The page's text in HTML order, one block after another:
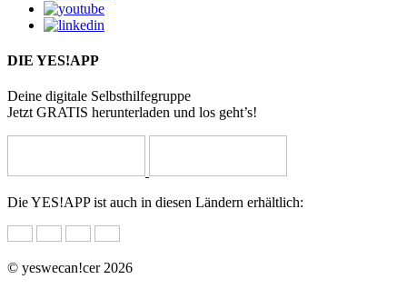
DIE YES!APP
Deine digitale Selbsthilfegruppe
Jetzt GRATIS herunterladen und los geht’s!
Die YES!APP ist auch in diesen Ländern erhältlich:
© yeswecan!cer 2026